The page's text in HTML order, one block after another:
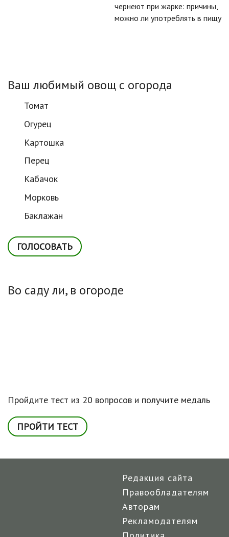
чернеют при жарке: причины,
можно ли употреблять в пищу
Ваш любимый овощ с огорода
Томат
Огурец
Картошка
Перец
Кабачок
Морковь
Баклажан
Во саду ли, в огороде
Пройдите тест из 20 вопросов и получите медаль
ПРОЙТИ ТЕСТ
Редакция сайта
Правообладателям
Авторам
Рекламодателям